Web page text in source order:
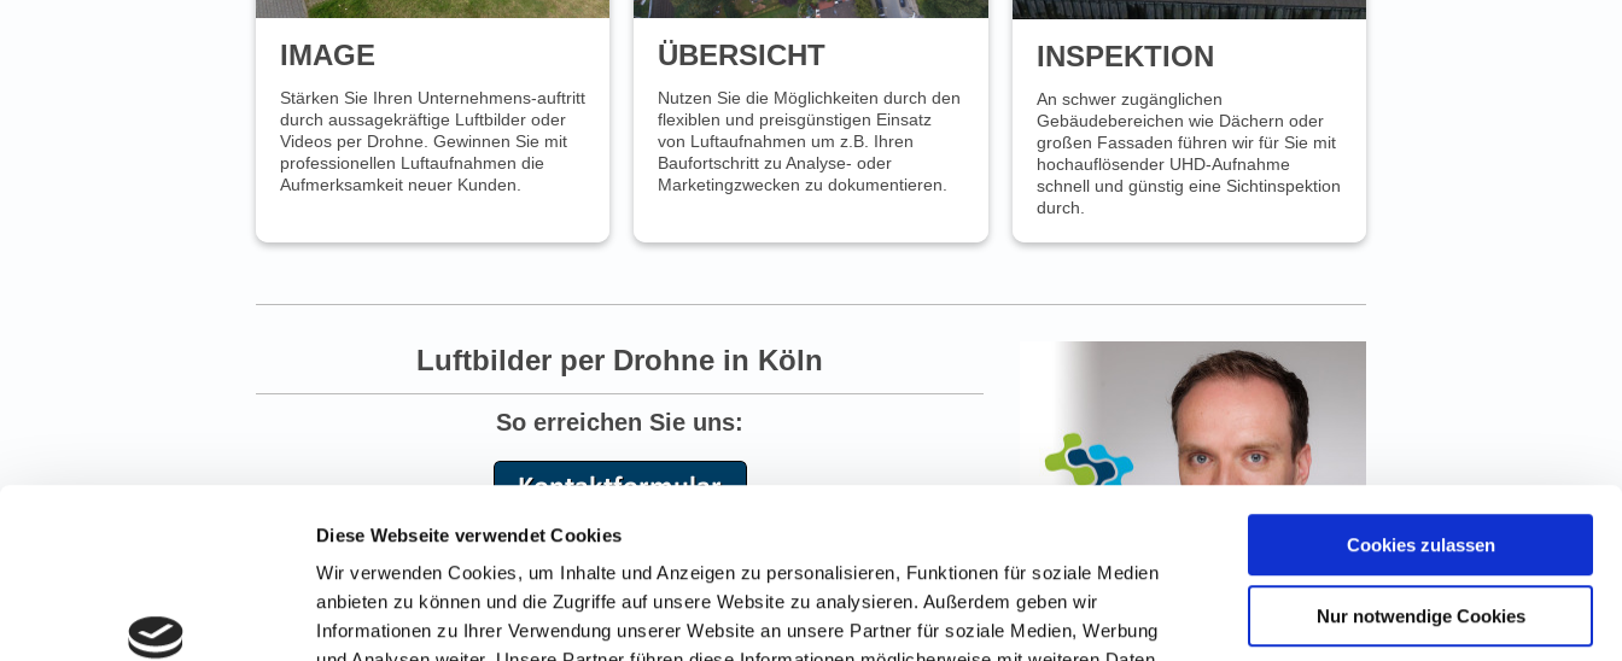
Diese Webseite verwendet Cookies
Wir verwenden Cookies, um Inhalte und Anzeigen zu personalisieren, Funktionen für soziale Medien
anbieten zu können und die Zugriffe auf unsere Website zu analysieren. Außerdem geben wir
Informationen zu Ihrer Verwendung unserer Website an unsere Partner für soziale Medien, Werbung
Cookies zulassen
Nur notwendige Cookies
IMAGE
Stärken Sie Ihren Unternehmens-auftritt
durch aussagekräftige Luftbilder oder
Videos per Drohne. Gewinnen Sie mit
professionellen Luftaufnahmen die
Aufmerksamkeit neuer Kunden.
ÜBERSICHT
Nutzen Sie die Möglichkeiten durch den
flexiblen und preisgünstigen Einsatz
von Luftaufnahmen um z.B. Ihren
Baufortschritt zu Analyse- oder
Marketingzwecken zu dokumentieren.
INSPEKTION
An schwer zugänglichen
Gebäudebereichen wie Dächern oder
großen Fassaden führen wir für Sie mit
hochauflösender UHD-Aufnahme
schnell und günstig eine Sichtinspektion
durch.
Luftbilder per Drohne in Köln
So erreichen Sie uns:
oder unter:
Ansprechpartner:Felix Heining
Mail:info@luftaufnahmen-nrw.de